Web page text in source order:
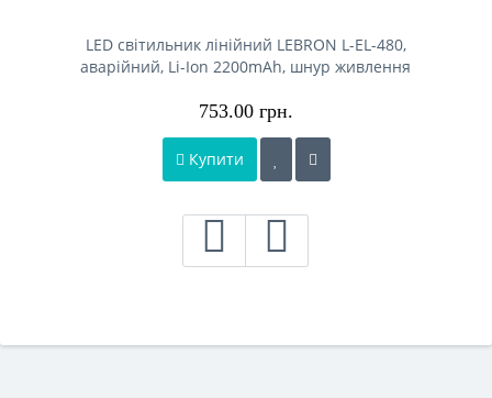
LED світильник лінійний LEBRON L-EL-480,
аварійний, Li-Ion 2200mAh, шнур живлення
753.00 грн.
Купити